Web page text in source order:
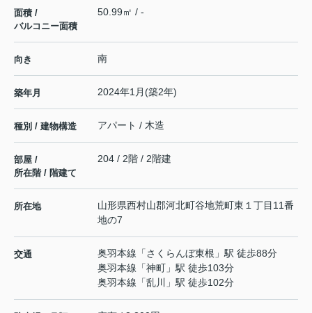
面積 /
バルコニー面積
50.99㎡ / -
向き 南
築年月 2024年1月(築2年)
種別 / 建物構造 アパート / 木造
部屋 /
所在階 / 階建て
204 / 2階 / 2階建
所在地 山形県西村山郡河北町谷地荒町東 １丁目11番
地の7
交通 奥羽本線 「さくらんぼ東根 」駅 徒歩88分
奥羽本線 「神町 」駅 徒歩103分
奥羽本線 「乱川 」駅 徒歩102分